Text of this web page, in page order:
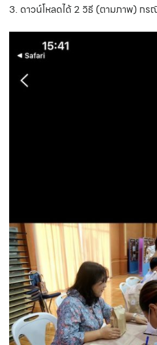
3. ดาวน์โหลดได้ 2 วิธี (ตามภาพ) ก